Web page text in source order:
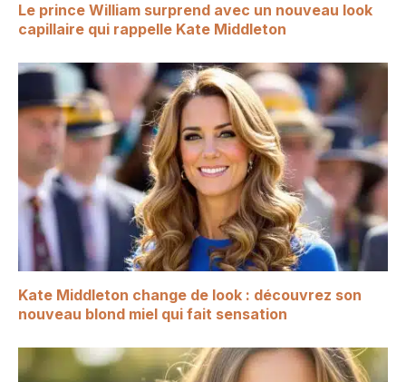
Le prince William surprend avec un nouveau look
capillaire qui rappelle Kate Middleton
Kate Middleton change de look : découvrez son
nouveau blond miel qui fait sensation